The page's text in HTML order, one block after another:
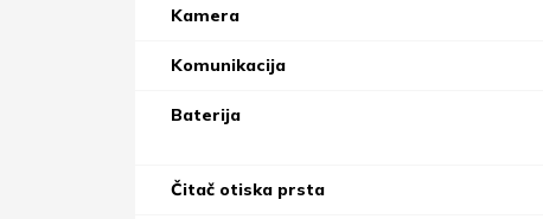
Kamera
Komunikacija
Baterija
Čitač otiska prsta